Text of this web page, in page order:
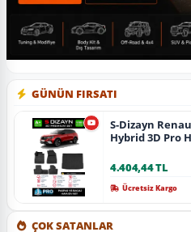
GÜNÜN FIRSATI
S-Dizayn
Hybrid 3D Pro
Üzeri A+ Kalite
4.404,44 TL
Ücretsiz Kargo
ÇOK SATANLAR